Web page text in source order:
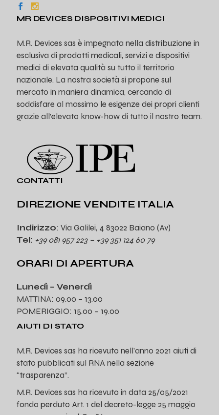
MR DEVICES DISPOSITIVI MEDICI
M.R. Devices sas è impegnata nella distribuzione in
esclusiva di prodotti medicali, servizi e dispositivi
medici di elevata qualità su tutto il territorio
nazionale. La nostra società si propone sul
mercato in maniera dinamica, cercando di
soddisfare al massimo le esigenze dei propri clienti
grazie all’elevato know-how di tutto il nostro team.
CONTATTI
DIREZIONE VENDITE ITALIA
Indirizzo: Via Galilei, 4 83022 Baiano (Av)
Tel: +39 081 957 223 – +39 351 124 60 79
ORARI DI APERTURA
Lunedì – Venerdì
MATTINA: 09.00 – 13.00
POMERIGGIO: 15.00 – 19.00
AIUTI DI STATO
M.R. Devices sas ha ricevuto nell’anno 2021 aiuti di
stato pubblicati sul RNA nella sezione
“trasparenza”.
M.R. Devices sas ha ricevuto in data 25/05/2021
fondo perduto Art. 1 del decreto-legge 25 maggio